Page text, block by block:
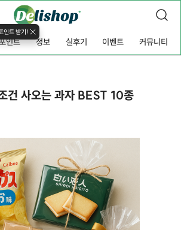
인트 받기!
인트 정보 실후기 이벤트 커뮤니티
건 사오는 과자 BEST 10종